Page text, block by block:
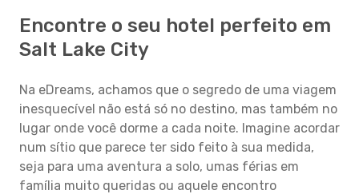
Encontre o seu hotel perfeito em
Salt Lake City
Na eDreams, achamos que o segredo de uma viagem
inesquecível não está só no destino, mas também no
lugar onde você dorme a cada noite. Imagine acordar
num sítio que parece ter sido feito à sua medida,
seja para uma aventura a solo, umas férias em
família muito queridas ou aquele encontro